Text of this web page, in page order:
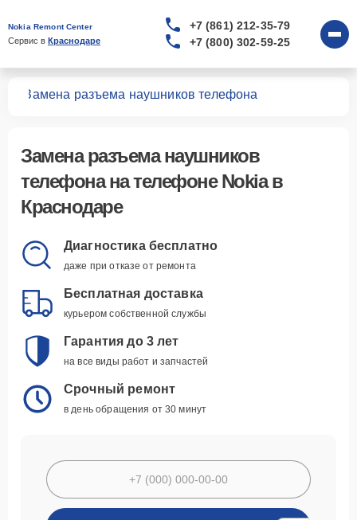
Nokia Remont Center
Сервис в Краснодаре
+7 (861) 212-35-79
+7 (800) 302-59-25
Замена разъема наушников телефона
Замена разъема наушников
телефонана телефоне Nokia в
Краснодаре
Диагностика бесплатно
даже при отказе от ремонта
Бесплатная доставка
курьером собственной службы
Гарантия до 3 лет
на все виды работ и запчастей
Срочный ремонт
в день обращения от 30 минут